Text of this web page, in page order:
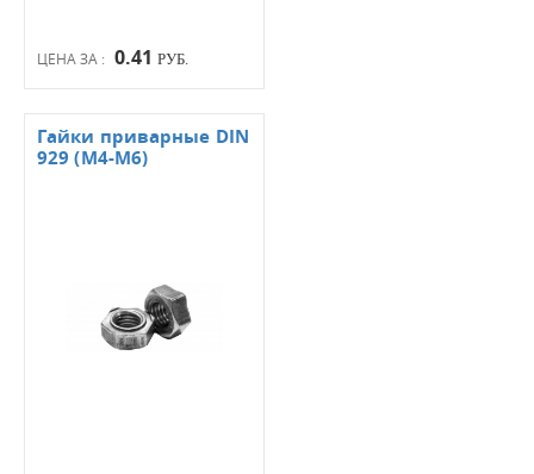
ЦЕНА ЗА : 0.41 РУБ.
Гайки приварные DIN
929 (М4-М6)